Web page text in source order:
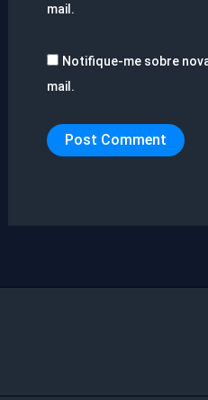
mail.
Notifique-me sobre
mail.